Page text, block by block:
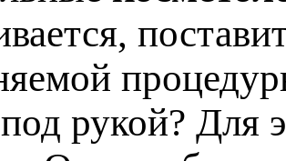
под рукой? Для